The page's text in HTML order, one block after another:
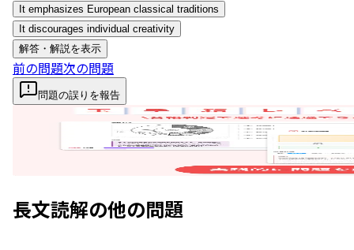
It emphasizes European classical traditions
It discourages individual creativity
解答・解説を表示
前の問題次の問題
問題の誤りを報告
長文読解の他の問題